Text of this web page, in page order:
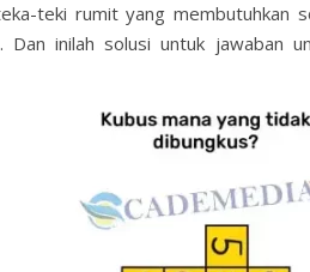
teki rumit yang membutuhkan
inilah solusi untuk jawaban